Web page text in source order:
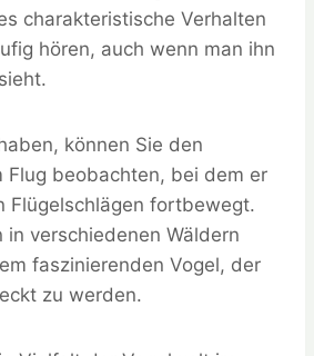
charakteristische Verhalten
hören, auch wenn man ihn
können Sie den
Flug beobachten, bei dem er
Flügelschlägen fortbewegt.
in verschiedenen Wäldern
faszinierenden Vogel, der
zu werden.